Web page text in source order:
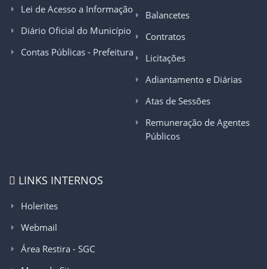
Lei de Acesso a Informação
Diário Oficial do Município
Contas Públicas - Prefeitura
Balancetes
Contratos
Licitações
Adiantamento e Diárias
Atas de Sessões
Remuneração de Agentes
Públicos
LINKS INTERNOS
Holerites
Webmail
Área Restira - SGC